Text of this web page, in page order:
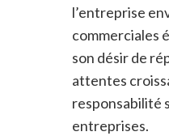
l’entreprise
commerciales
son désir de
attentes
responsabilité
entreprises.